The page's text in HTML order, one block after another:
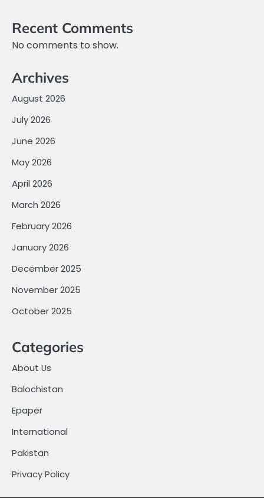
Recent Comments
No comments to show.
Archives
August 2026
July 2026
June 2026
May 2026
April 2026
March 2026
February 2026
January 2026
December 2025
November 2025
October 2025
Categories
About Us
Balochistan
Epaper
International
Pakistan
Privacy Policy